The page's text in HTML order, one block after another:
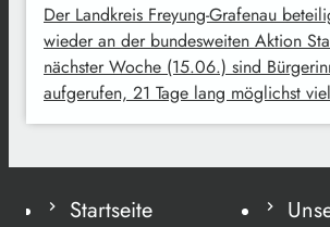
Der Landkreis Freyung-Grafenau
wieder an der bundesweiten Aktion
nächster Woche (15.06.) sind
aufgerufen, 21 Tage lang möglichst
Startseite